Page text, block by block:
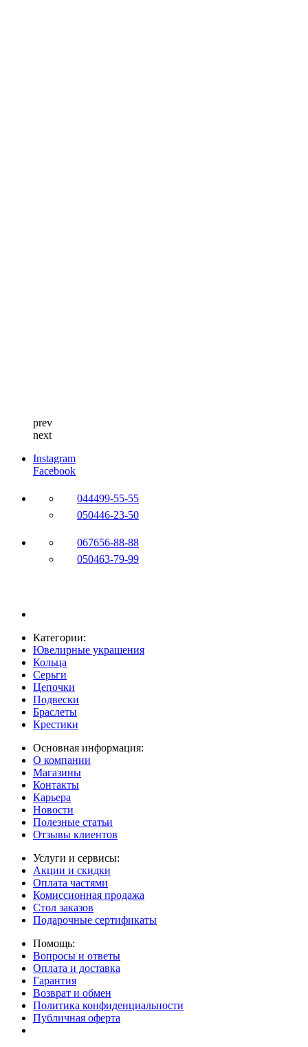
prev
next
Instagram
Facebook
044499-55-55
050446-23-50
067656-88-88
050463-79-99
Категории:
Ювелирные украшения
Кольца
Серьги
Цепочки
Подвески
Браслеты
Крестики
Основная информация:
О компании
Магазины
Контакты
Карьера
Новости
Полезные статьи
Отзывы клиентов
Услуги и сервисы:
Акции и скидки
Оплата частями
Комиссионная продажа
Стол заказов
Подарочные сертификаты
Помощь:
Вопросы и ответы
Оплата и доставка
Гарантия
Возврат и обмен
Политика конфиденциальности
Публичная оферта